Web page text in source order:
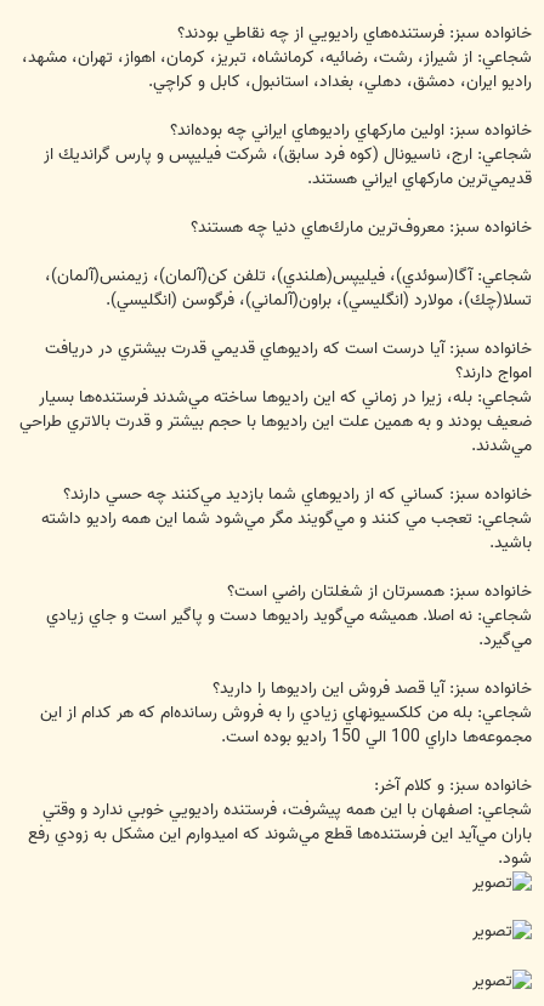
خانواده سبز: فرستنده‌هاي راديويي از چه نقاطي بودند؟
شجاعي: از شيراز، رشت، رضائيه، كرمانشاه، تبريز، كرمان، اهواز، تهران، مشهد،
راديو ايران، دمشق، دهلي، بغداد، استانبول، كابل و كراچي.
خانواده سبز: اولين ماركهاي راديوهاي ايراني چه بوده‌اند؟
شجاعي: ارج، ناسيونال (كوه فرد سابق)، شركت فيليپس و پارس گرانديك از
قديمي‌ترين ماركهاي ايراني هستند.
خانواده سبز: معروف‌ترين مارك‌هاي دنيا چه هستند؟
شجاعي: آگا(سوئدي)، فيليپس(هلندي)، تلفن كن(آلمان)، زيمنس(آلمان)،
تسلا(چك)، مولارد (انگليسي)، براون(آلماني)، فرگوسن (انگليسي).
خانواده سبز: آيا درست است كه راديوهاي قديمي قدرت بيشتري در دريافت
امواج دارند؟
شجاعي: بله، زيرا در زماني كه اين راديوها ساخته مي‌‌شدند فرستنده‌ها بسيار
ضعيف بودند و به همين علت اين راديوها با حجم بيشتر و قدرت بالاتري طراحي
مي‌‌شدند.
خانواده سبز: كساني كه از راديوهاي شما بازديد مي‌‌كنند چه حسي دارند؟
شجاعي: تعجب مي‌ كنند و مي‌‌گويند مگر مي‌‌شود شما اين همه راديو داشته
باشيد.
خانواده سبز: همسرتان از شغلتان راضي است؟
شجاعي: نه اصلا. هميشه مي‌‌گويد راديوها دست و پاگير است و جاي زيادي
مي‌‌گيرد.
خانواده سبز: آيا قصد فروش اين راديوها را داريد؟
شجاعي: بله من كلكسيونهاي زيادي را به فروش رسانده‌ام كه هر كدام از اين
مجموعه‌ها داراي 100 الي 150 راديو بوده است.
خانواده سبز: و كلام آخر:
شجاعي: اصفهان با اين همه پيشرفت، فرستنده راديويي خوبي ندارد و وقتي
باران مي‌‌آيد اين فرستنده‌ها قطع مي‌‌شوند كه اميدوارم اين مشكل به زودي رفع
شود.